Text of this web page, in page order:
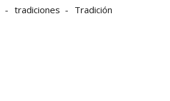
tradiciones Tradición